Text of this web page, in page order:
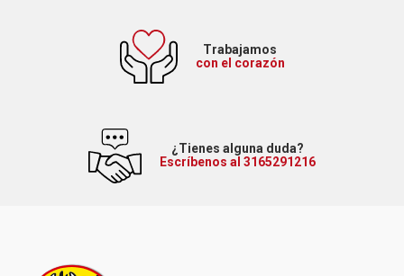
Trabajamos
con el corazón
¿Tienes alguna duda?
Escríbenos al 3165291216